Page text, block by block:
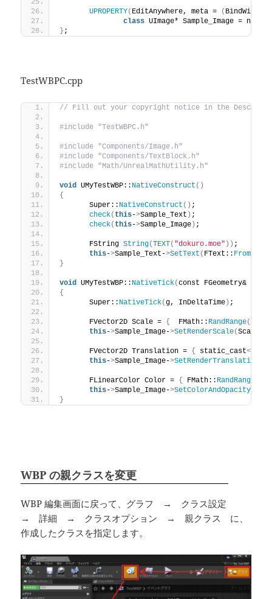
UPROPERTY( EditAnywhere, meta = ( BindWidget
class UImage* Sample_Image =
} ;
TestWBPC.cpp
// Fill out your copyright notice in the
#include "TestWBPC.h"
#include "Components/Image.h"
#include "Components/TextBlock.h"
#include "Math/UnrealMathUtility.h"
void UMyTestWBP:: NativeConstruct ()
{
	Super::
NativeConstruct () ;
check( this->Sample_Text ) ;
check( this->Sample_Image ) ;
	FString
String(TEXT( "dokuro.moe" )) ;
this->Sample_Text->SetText ( FText::
}
void UMyTestWBP:: NativeTick(const FGeometry& g,
{
	Super::
NativeTick(g, InDeltaTime ) ;
	FVector2D Scale =
{
  FMath::
RandRange(
this->Sample_Image->SetRenderScale(Scale
	FVector2D Translation =
{ static_cast<
this->Sample_Image->SetRenderTranslation
	FLinearColor Color =
{ FMath:: RandRange
this->Sample_Image->SetColorAndOpacity
}
WBP の親クラスを変更
WBP 編集画面に戻って、グラフ → クラス設定
→ 詳細 → クラスオプション → 親クラス に、
作成したクラスを指定します。